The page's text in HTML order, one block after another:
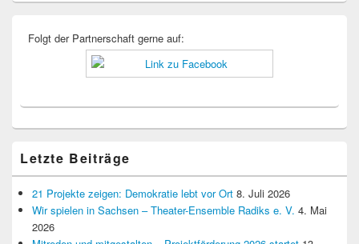
Folgt der Partnerschaft gerne auf:
Letzte Beiträge
21 Projekte zeigen: Demokratie lebt vor Ort 8. Juli 2026
Wir spielen in Sachsen – Theater-Ensemble Radiks e. V. 4. Mai
2026